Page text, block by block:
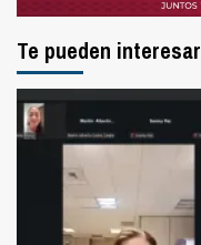
Te pueden interesar